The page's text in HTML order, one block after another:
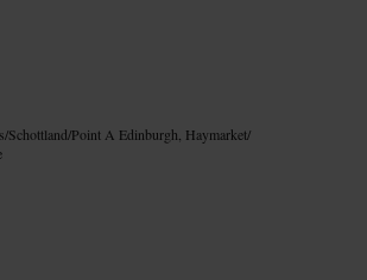
/Schottland/Point A Edinburgh, Haymarket/